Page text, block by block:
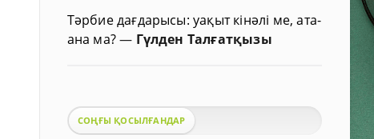
Тәрбие дағдарысы: уақыт кінәлі ме, ата-
ана ма?— Гүлден Талғатқызы
СОҢҒЫ ҚОСЫЛҒАНДАР